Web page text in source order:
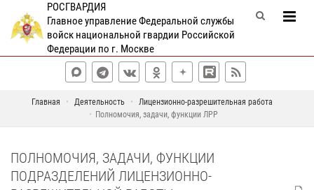
РОСГВАРДИЯ
Главное управление Федеральной службы
войск национальной гвардии Российской
Федерации по г. Москве
Главная Деятельность
Лицензионно-разрешительная работа
Полномочия, задачи, функции ЛРР
ПОЛНОМОЧИЯ, ЗАДАЧИ, ФУНКЦИИ
ПОДРАЗДЕЛЕНИЙ ЛИЦЕНЗИОННО-